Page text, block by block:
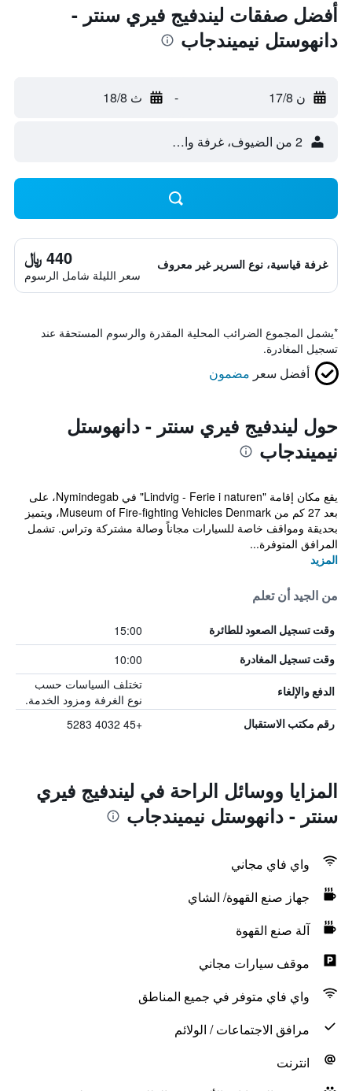
أفضل صفقات ليندفيج فيري سنتر -
دانهوستل نيميندجاب
ن 17/8 - ث 18/8
2 من الضيوف، غرفة واحدة
غرفة قياسية، نوع السرير غير معروف 440 ﷼
سعر الليلة شامل الرسوم
*يشمل المجموع الضرائب المحلية المقدرة والرسوم المستحقة عند
تسجيل المغادرة.
أفضل سعر مضمون
حول ليندفيج فيري سنتر - دانهوستل
نيميندجاب
يقع مكان إقامة "Lindvig - Ferie i naturen" في Nymindegab، على
بعد 27 كم من Museum of Fire-fighting Vehicles Denmark، ويتميز
بحديقة ومواقف خاصة للسيارات مجاناً وصالة مشتركة وتراس. تشمل
المرافق المتوفرة...
المزيد
من الجيد أن تعلم
وقت تسجيل الصعود للطائرة 15:00
وقت تسجيل المغادرة 10:00
الدفع والإلغاء
تختلف السياسات حسب
نوع الغرفة ومزود الخدمة.
رقم مكتب الاستقبال +45 4032 5283
المزايا ووسائل الراحة في ليندفيج فيري
سنتر - دانهوستل نيميندجاب
واي فاي مجاني
جهاز صنع القهوة/ الشاي
آلة صنع القهوة
موقف سيارات مجاني
واي فاي متوفر في جميع المناطق
مرافق الاجتماعات / الولائم
انترنت